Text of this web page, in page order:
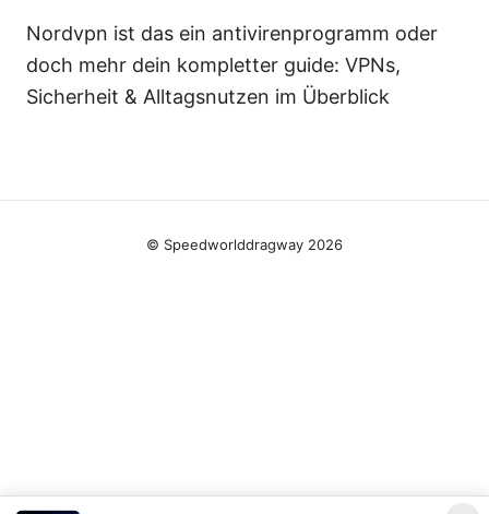
Nordvpn ist das ein antivirenprogramm oder
doch mehr dein kompletter guide: VPNs,
Sicherheit & Alltagsnutzen im Überblick
© Speedworlddragway 2026